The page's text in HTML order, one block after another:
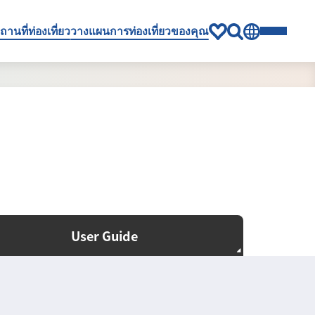
านที่ท่องเที่ยววางแผนการท่องเที่ยวของคุณ
User Guide